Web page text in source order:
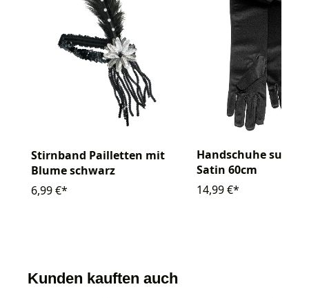
Stirnband Pailletten mit
Blume schwarz
6,99 €*
Handschuhe
Satin 60cm
14,99 €*
Kunden kauften auch